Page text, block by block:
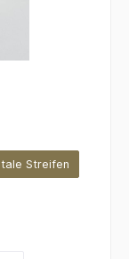
Streifen
zurzeit nicht verfügbar.)